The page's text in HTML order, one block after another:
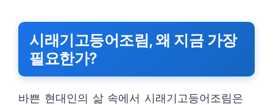
시래기고등어조림, 왜 지금 가장
필요한가?
바쁜 현대인의 삶 속에서 시래기고등어조림은